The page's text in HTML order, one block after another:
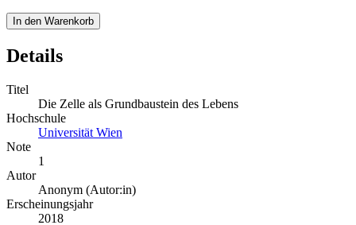
In den Warenkorb
Details
Titel
Die Zelle als Grundbaustein des Lebens
Hochschule
Universität Wien
Note
1
Autor
Anonym (Autor:in)
Erscheinungsjahr
2018